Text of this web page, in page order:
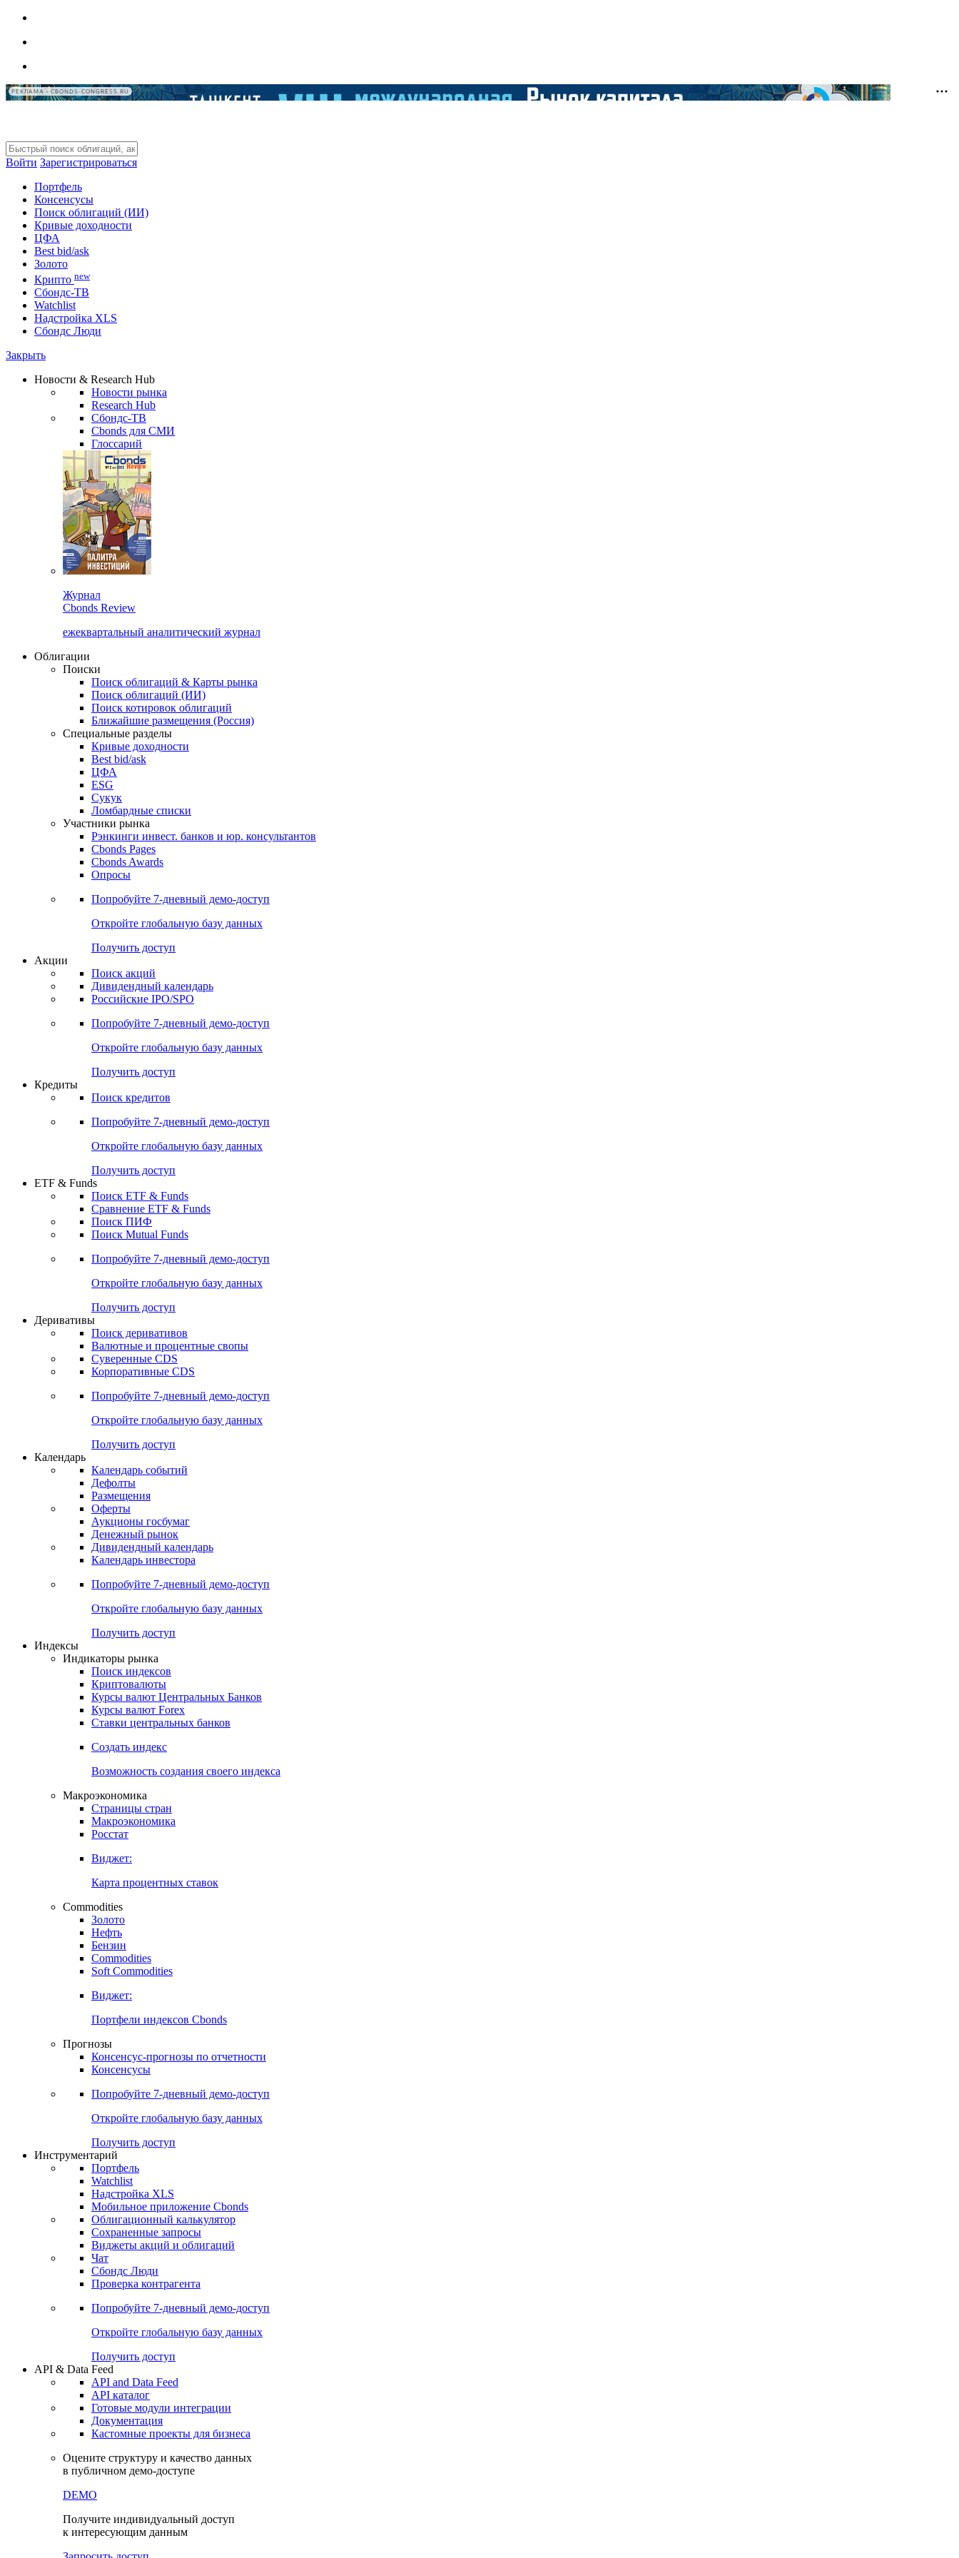
РЕКЛАМА • CBONDS-CONGRESS.RU
Войти Зарегистрироваться
Портфель
Консенсусы
Поиск облигаций (ИИ)
Кривые доходности
ЦФА
Best bid/ask
Золото
Крипто new
Сбондс-ТВ
Watchlist
Надстройка XLS
Сбондс Люди
Закрыть
Новости & Research Hub
Новости рынка
Research Hub
Сбондс-ТВ
Cbonds для СМИ
Глоссарий
Журнал
Cbonds Review
ежеквартальный аналитический журнал
Облигации
Поиски
Поиск облигаций & Карты рынка
Поиск облигаций (ИИ)
Поиск котировок облигаций
Ближайшие размещения (Россия)
Специальные разделы
Кривые доходности
Best bid/ask
ЦФА
ESG
Сукук
Ломбардные списки
Участники рынка
Рэнкинги инвест. банков и юр. консультантов
Cbonds Pages
Cbonds Awards
Опросы
Попробуйте 7-дневный демо-доступ
Откройте глобальную базу данных
Получить доступ
Акции
Поиск акций
Дивидендный календарь
Российские IPO/SPO
Попробуйте 7-дневный демо-доступ
Откройте глобальную базу данных
Получить доступ
Кредиты
Поиск кредитов
Попробуйте 7-дневный демо-доступ
Откройте глобальную базу данных
Получить доступ
ETF & Funds
Поиск ETF & Funds
Сравнение ETF & Funds
Поиск ПИФ
Поиск Mutual Funds
Попробуйте 7-дневный демо-доступ
Откройте глобальную базу данных
Получить доступ
Деривативы
Поиск деривативов
Валютные и процентные свопы
Суверенные CDS
Корпоративные CDS
Попробуйте 7-дневный демо-доступ
Откройте глобальную базу данных
Получить доступ
Календарь
Календарь событий
Дефолты
Размещения
Оферты
Аукционы госбумаг
Денежный рынок
Дивидендный календарь
Календарь инвестора
Попробуйте 7-дневный демо-доступ
Откройте глобальную базу данных
Получить доступ
Индексы
Индикаторы рынка
Поиск индексов
Криптовалюты
Курсы валют Центральных Банков
Курсы валют Forex
Ставки центральных банков
Создать индекс
Возможность создания своего индекса
Макроэкономика
Страницы стран
Макроэкономика
Росстат
Виджет:
Карта процентных ставок
Commodities
Золото
Нефть
Бензин
Commodities
Soft Commodities
Виджет:
Портфели индексов Cbonds
Прогнозы
Консенсус-прогнозы по отчетности
Консенсусы
Попробуйте 7-дневный демо-доступ
Откройте глобальную базу данных
Получить доступ
Инструментарий
Портфель
Watchlist
Надстройка XLS
Мобильное приложение Cbonds
Облигационный калькулятор
Сохраненные запросы
Виджеты акций и облигаций
Чат
Сбондс Люди
Проверка контрагента
Попробуйте 7-дневный демо-доступ
Откройте глобальную базу данных
Получить доступ
API & Data Feed
API and Data Feed
API каталог
Готовые модули интеграции
Документация
Кастомные проекты для бизнеса
Оцените структуру и качество данных
в публичном демо-доступе
DEMO
Получите индивидуальный доступ
к интересующим данным